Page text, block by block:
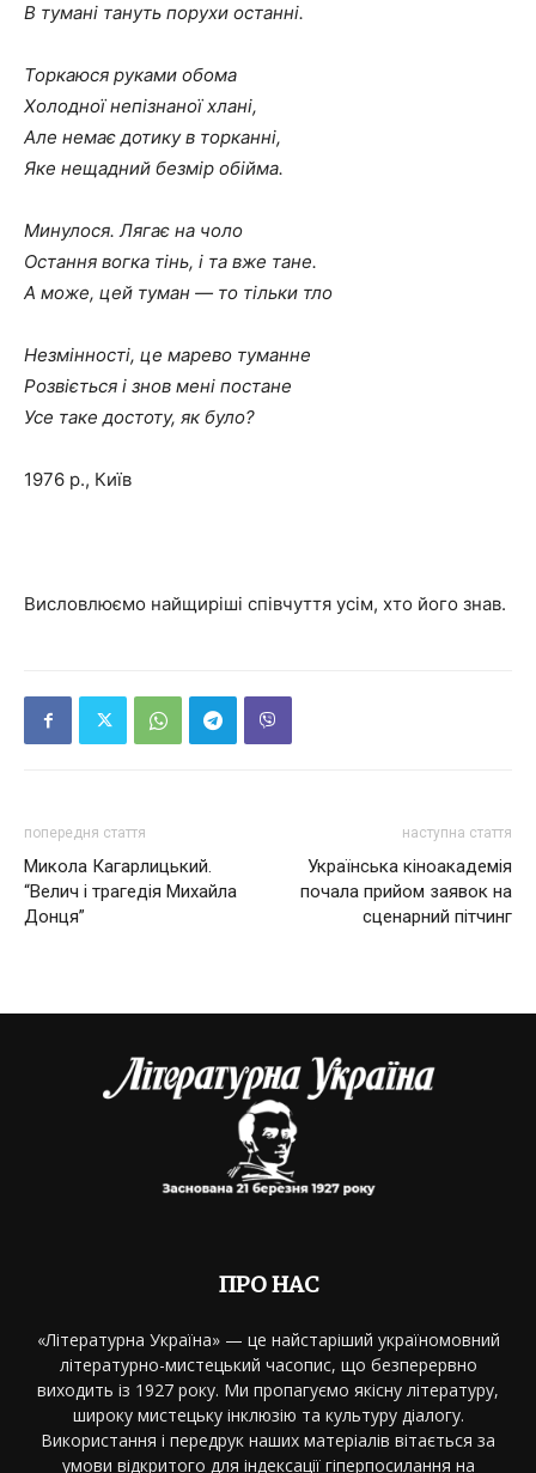
В тумані тануть порухи останні.
Торкаюся руками обома
Холодної непізнаної хлані,
Але немає дотику в торканні,
Яке нещадний безмір обійма.
Минулося. Лягає на чоло
Остання вогка тінь, і та вже тане.
А може, цей туман — то тільки тло
Незмінності, це марево туманне
Розвіється і знов мені постане
Усе таке достоту, як було?
1976 р., Київ
Висловлюємо найщиріші співчуття усім, хто його знав.
попередня стаття
Микола Кагарлицький.
“Велич і трагедія Михайла
Донця”
наступна стаття
Українська кіноакадемія
почала прийом заявок на
сценарний пітчинг
ПРО НАС
«Літературна Україна» — це найстаріший україномовний
літературно-мистецький часопис, що безперервно
виходить із 1927 року. Ми пропагуємо якісну літературу,
широку мистецьку інклюзію та культуру діалогу.
Використання і передрук наших матеріалів вітається за
умови відкритого для індексації гіперпосилання на